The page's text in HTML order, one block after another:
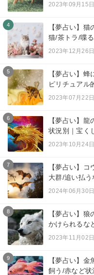
2023年09月15日
4
【夢占い】
猫/茶トラ/喋
2023年12月26日
5
【夢占い】
ピリチュアル
2023年07月22日
6
【夢占い】
状況別｜宝く
2023年10月24日
7
【夢占い】
大群/追い払
2024年06月30日
8
【夢占い】
かけられるな
2023年11月02日
9
【夢占い】
飼う/赤など状